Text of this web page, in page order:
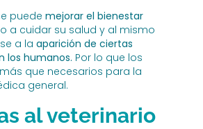
puede mejorar el bienestar
a cuidar su salud y al mismo
a la aparición de ciertas
los humanos. Por lo que los
que necesarios para la
general.
al veterinario